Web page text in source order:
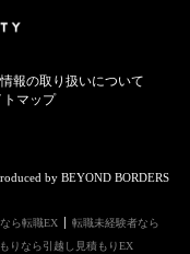
報の取り扱いについて
トマップ
by BEYOND BORDERS
ら転職EX
転職未経験者なら
りなら引越し見積もりEX